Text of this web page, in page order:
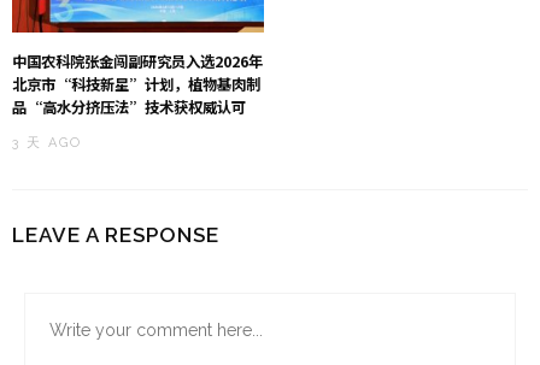
中国农科院张金闯副研究员入选2026年
北京市“科技新星”计划，植物基肉制
品“高水分挤压法”技术获权威认可
3 天 AGO
LEAVE A RESPONSE